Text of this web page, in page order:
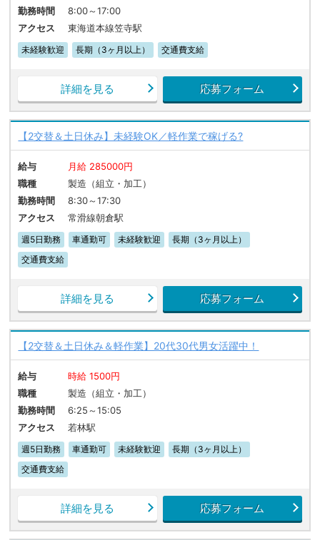
勤務時間
8:00～17:00
アクセス
東海道本線笠寺駅
未経験歓迎 長期（3ヶ月以上） 交通費支給
詳細を見る 応募フォーム
【2交替＆土日休み】未経験OK／軽作業で稼げる?
給与
月給 285000円
職種
製造（組立・加工）
勤務時間
8:30～17:30
アクセス
常滑線朝倉駅
週5日勤務 車通勤可 未経験歓迎
長期（3ヶ月以上）
交通費支給
詳細を見る 応募フォーム
【2交替＆土日休み＆軽作業】20代30代男女活躍中！
給与
時給 1500円
職種
製造（組立・加工）
勤務時間
6:25～15:05
アクセス
若林駅
週5日勤務 車通勤可 未経験歓迎
長期（3ヶ月以上）
交通費支給
詳細を見る 応募フォーム